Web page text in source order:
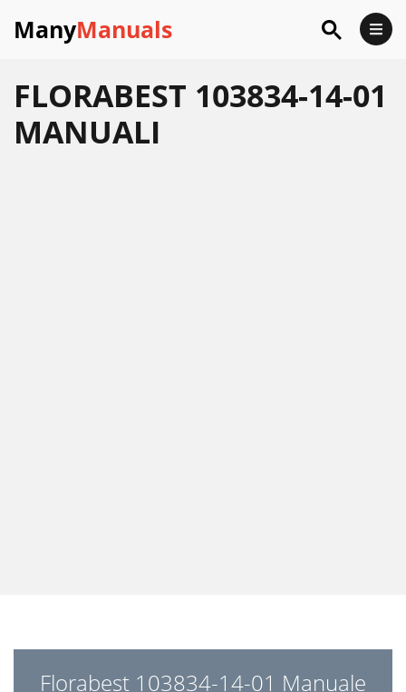
ManyManuals
FLORABEST 103834-14-01
MANUALI
Florabest 103834-14-01 Manuale